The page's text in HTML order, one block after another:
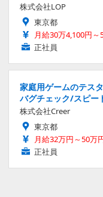
株式会社LOP
東京都
月給30万4,100円～
正社員
家庭用ゲームのテス
バグチェック/スピー
株式会社Creer
東京都
月給32万円～50万
正社員